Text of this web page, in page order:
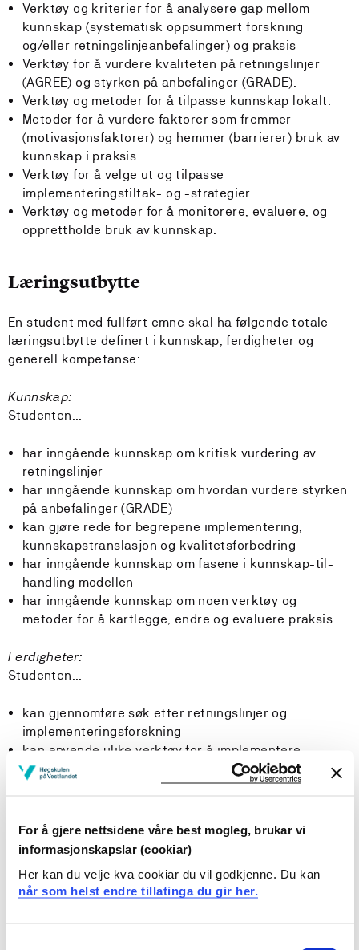
For å gjere nettsidene våre best mogleg, brukar vi
informasjonskapslar (cookiar)
Her kan du velje kva cookiar du vil godkjenne. Du kan
når som helst endre tillatinga du gir her.
Verktøy og kriterier for å analysere gap mellom
kunnskap (systematisk oppsummert forskning
og/eller retningslinjeanbefalinger) og praksis
Verktøy for å vurdere kvaliteten på retningslinjer
(AGREE) og styrken på anbefalinger (GRADE).
Verktøy og metoder for å tilpasse kunnskap lokalt.
Metoder for å vurdere faktorer som fremmer
(motivasjonsfaktorer) og hemmer (barrierer) bruk av
kunnskap i praksis.
Verktøy for å velge ut og tilpasse
implementeringstiltak- og -strategier.
Verktøy og metoder for å monitorere, evaluere, og
opprettholde bruk av kunnskap.
Læringsutbytte
En student med fullført emne skal ha følgende totale
læringsutbytte definert i kunnskap, ferdigheter og
generell kompetanse:
Kunnskap:
Studenten...
har inngående kunnskap om kritisk vurdering av
retningslinjer
har inngående kunnskap om hvordan vurdere styrken
på anbefalinger (GRADE)
kan gjøre rede for begrepene implementering,
kunnskapstranslasjon og kvalitetsforbedring
har inngående kunnskap om fasene i kunnskap-til-
handling modellen
har inngående kunnskap om noen verktøy og
metoder for å kartlegge, endre og evaluere praksis
Ferdigheter:
Studenten...
kan gjennomføre søk etter retningslinjer og
implementeringsforskning
kan anvende ulike verktøy for å implementere
kunnskap fra forskning og/eller
retningslinjeanbefalinger i praksis
kan planlegge tiltak for å endre praksis
Generell kompetanse:
Studenten...